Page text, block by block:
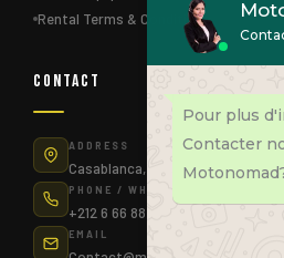
Rental Terms & Conditions
Contact
ADDRESS
Casablanca, Morocco
PHONE / WHATSAPP
+212 6 66 88 83 75
EMAIL
Pour plus
Contacter